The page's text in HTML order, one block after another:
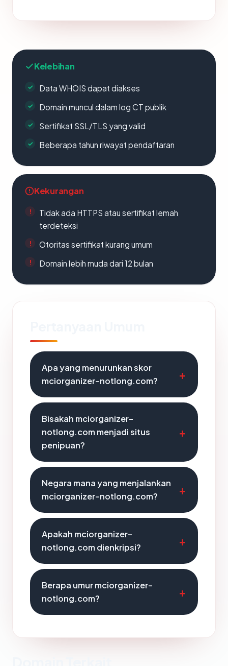
Kelebihan
Data WHOIS dapat diakses
Domain muncul dalam log CT publik
Sertifikat SSL/TLS yang valid
Beberapa tahun riwayat pendaftaran
Kekurangan
Tidak ada HTTPS atau sertifikat lemah
terdeteksi
Otoritas sertifikat kurang umum
Domain lebih muda dari 12 bulan
Apa yang menurunkan skor
mciorganizer-notlong.com?
Bisakah mciorganizer-
notlong.com menjadi situs
penipuan?
Negara mana yang menjalankan
mciorganizer-notlong.com?
Apakah mciorganizer-
notlong.com dienkripsi?
Berapa umur mciorganizer-
notlong.com?